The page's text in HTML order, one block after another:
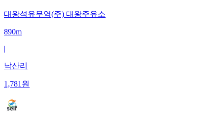
대왕석유무역(주) 대왕주유소
890m
|
낙산리
1,781 원